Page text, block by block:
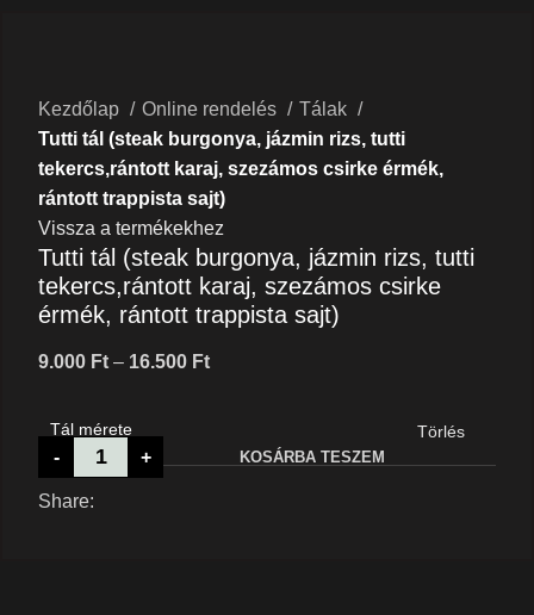
Kezdőlap
Online rendelés
Tálak
Tutti tál (steak burgonya, jázmin rizs, tutti
tekercs,rántott karaj, szezámos csirke érmék,
rántott trappista sajt)
Vissza a termékekhez
Tutti tál (steak burgonya, jázmin rizs, tutti
tekercs,rántott karaj, szezámos csirke
érmék, rántott trappista sajt)
9.000 Ft – 16.500 FtPrice
through
Tál mérete Törlés
- + KOSÁRBA TESZEM
Share: